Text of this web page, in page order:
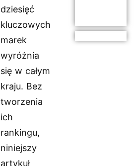
dziesięć
kluczowych
marek
wyróżnia
się w całym
kraju. Bez
tworzenia
ich
rankingu,
niniejszy
artykuł